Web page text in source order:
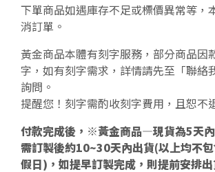
下單商品如遇庫存不足或標價異常等，
消訂單。
黃金商品本體有刻字服務，部分商品因
字，如有刻字需求，詳情請先至「聯絡
詢問。
提醒您！刻字需酌收刻字費用，且恕不
付款完成後，※黃金商品—現貨為5天
需訂製後約10~30天內出貨(以上均不
假日)，如提早訂製完成，則提前安排